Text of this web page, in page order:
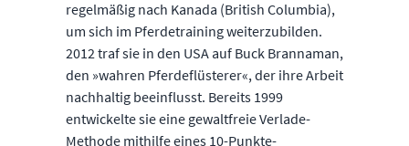
regelmäßig nach Kanada (British Columbia),
um sich im Pferdetraining weiterzubilden.
2012 traf sie in den USA auf Buck Brannaman,
den »wahren Pferdeflüsterer«, der ihre Arbeit
nachhaltig beeinflusst. Bereits 1999
entwickelte sie eine gewaltfreie Verlade-
Methode mithilfe eines 10-Punkte-